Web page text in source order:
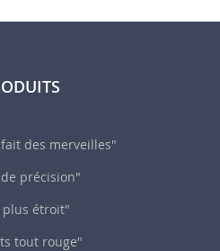
des merveilles"
précision"
étroit"
tout rouge"